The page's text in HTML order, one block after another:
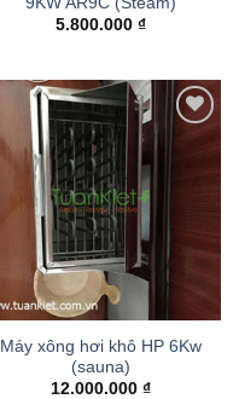
5.800.000 ₫
Add to
Máy xông hơi khô HP 6Kw
(sauna)
12.000.000 ₫